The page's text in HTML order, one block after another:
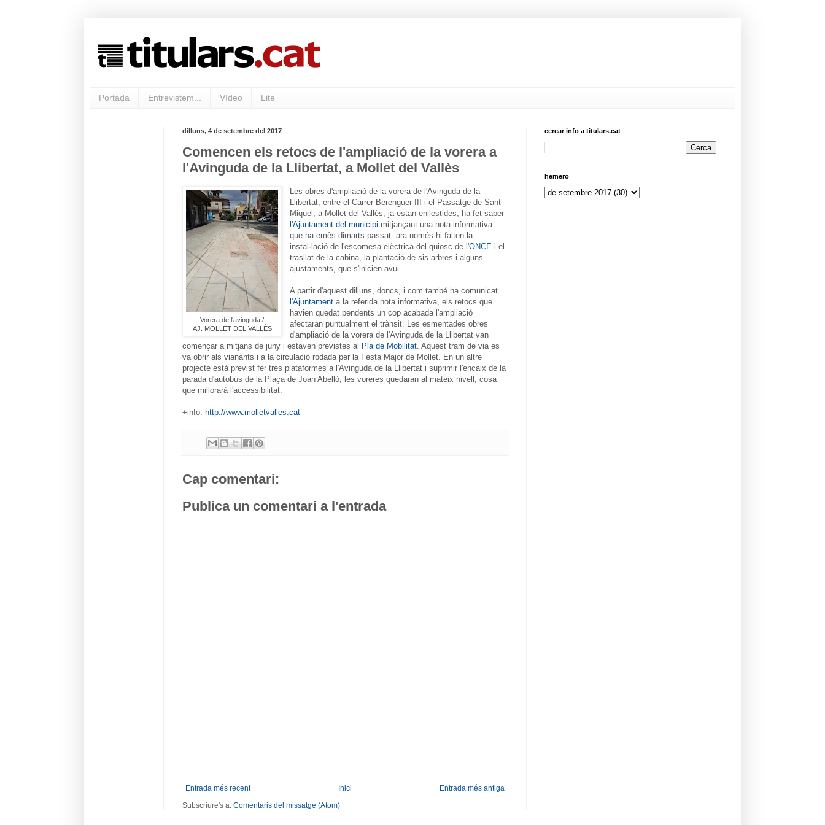
Portada Entrevistem... Vídeo Lite
dilluns, 4 de setembre del 2017
Comencen els retocs de l'ampliació de la vorera a
l'Avinguda de la Llibertat, a Mollet del Vallès
Vorera de l'avinguda /
AJ. MOLLET DEL VALLÈS
Les obres d'ampliació de la vorera de l'Avinguda de la
Llibertat, entre el Carrer Berenguer III i el Passatge de Sant
Miquel, a Mollet del Vallès, ja estan enllestides, ha fet saber
l'Ajuntament del municipi mitjançant una nota informativa
que ha emès dimarts passat: ara només hi falten la
instal·lació de l'escomesa elèctrica del quiosc de l'ONCE i el
trasllat de la cabina, la plantació de sis arbres i alguns
ajustaments, que s'inicien avui.
A partir d'aquest dilluns, doncs, i com també ha comunicat
l'Ajuntament a la referida nota informativa, els retocs que
havien quedat pendents un cop acabada l'ampliació
afectaran puntualment el trànsit. Les esmentades obres
d'ampliació de la vorera de l'Avinguda de la Llibertat van
començar a mitjans de juny i estaven previstes al Pla de Mobilitat. Aquest tram de via es
va obrir als vianants i a la circulació rodada per la Festa Major de Mollet. En un altre
projecte està previst fer tres plataformes a l'Avinguda de la Llibertat i suprimir l'encaix de la
parada d'autobús de la Plaça de Joan Abelló; les voreres quedaran al mateix nivell, cosa
que millorarà l'accessibilitat.
+info: http://www.molletvalles.cat
Cap comentari:
Publica un comentari a l'entrada
Entrada més recent Entrada més antiga
Inici
Subscriure's a: Comentaris del missatge (Atom)
cercar info a titulars.cat
hemero